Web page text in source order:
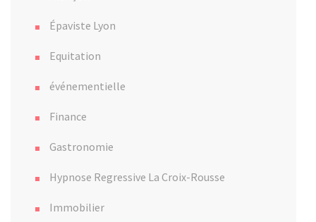
Épaviste Lyon
Equitation
événementielle
Finance
Gastronomie
Hypnose Regressive La Croix-Rousse
Immobilier